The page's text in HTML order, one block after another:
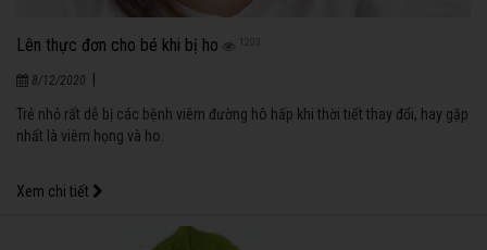
Lên thực đơn cho bé khi bị ho 1203
8/12/2020
Trẻ nhỏ rất dễ bị các bệnh viêm đường hô hấp khi thời tiết thay đổi, hay gặp
nhất là viêm họng và ho.
Xem chi tiết